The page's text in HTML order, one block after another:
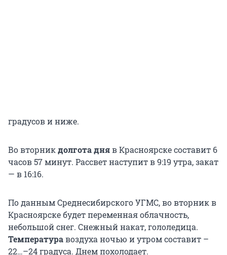
градусов и ниже.
Во вторникдолгота дняв Красноярске составит 6
часов 57 минут. Рассвет наступит в 9:19 утра, закат
— в 16:16.
По данным Среднесибирского УГМС, во вторник в
Красноярске будет переменная облачность,
небольшой снег. Снежный накат, гололедица.
Температуравоздуха ночью и утром составит –
22…–24 градуса. Днем похолодает.